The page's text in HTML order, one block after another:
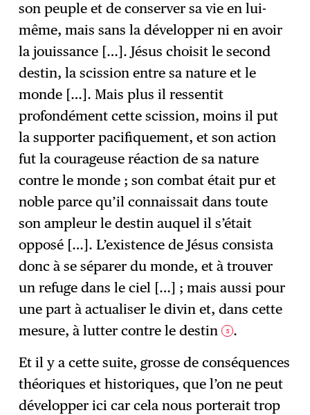
son peuple et de conserver sa vie en lui-
même, mais sans la développer ni en avoir
la jouissance […]. Jésus choisit le second
destin, la scission entre sa nature et le
monde […]. Mais plus il ressentit
profondément cette scission, moins il put
la supporter pacifiquement, et son action
fut la courageuse réaction de sa nature
contre le monde ; son combat était pur et
noble parce qu’il connaissait dans toute
son ampleur le destin auquel il s’était
opposé […]. L’existence de Jésus consista
donc à se séparer du monde, et à trouver
un refuge dans le ciel […] ; mais aussi pour
une part à actualiser le divin et, dans cette
mesure, à lutter contre le destin 5 .
Et il y a cette suite, grosse de conséquences
théoriques et historiques, que l’on ne peut
développer ici car cela nous porterait trop